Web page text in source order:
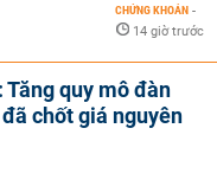
CHỨNG KHOÁN -
14 giờ trước
quy mô đàn
chốt giá nguyên